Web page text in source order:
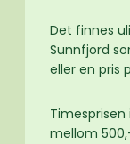
Det finnes
Sunnfjord
eller en pris
mellom